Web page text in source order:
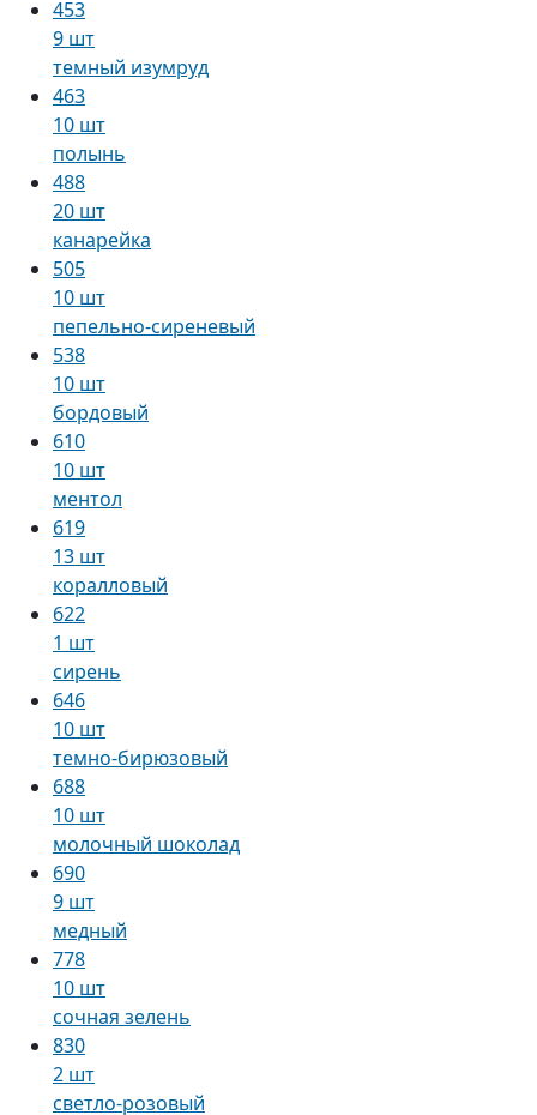
453
9 шт
темный изумруд
463
10 шт
полынь
488
20 шт
канарейка
505
10 шт
пепельно-сиреневый
538
10 шт
бордовый
610
10 шт
ментол
619
13 шт
коралловый
622
1 шт
сирень
646
10 шт
темно-бирюзовый
688
10 шт
молочный шоколад
690
9 шт
медный
778
10 шт
сочная зелень
830
2 шт
светло-розовый